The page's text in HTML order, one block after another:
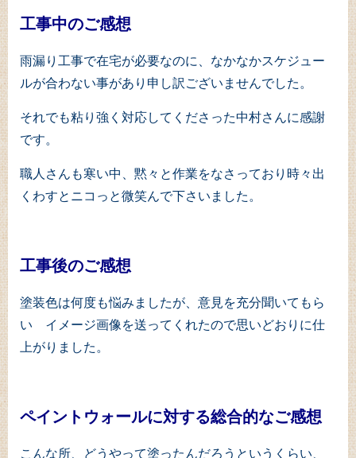
工事中のご感想
雨漏り工事で在宅が必要なのに、なかなかスケジュー
ルが合わない事があり申し訳ございませんでした。
それでも粘り強く対応してくださった中村さんに感謝
です。
職人さんも寒い中、黙々と作業をなさっており時々出
くわすとニコっと微笑んで下さいました。
工事後のご感想
塗装色は何度も悩みましたが、意見を充分聞いてもら
い イメージ画像を送ってくれたので思いどおりに仕
上がりました。
ペイントウォールに対する総合的なご感想
こんな所、どうやって塗ったんだろうというくらい、